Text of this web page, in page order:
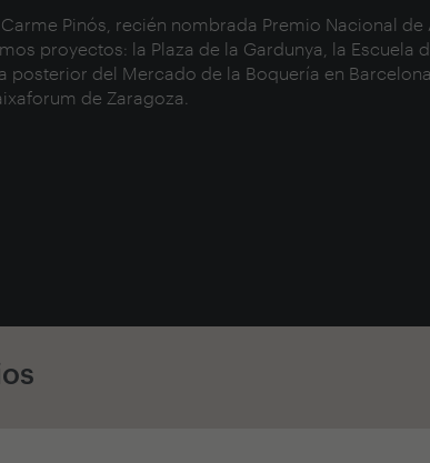
Pinós, recién nombrada Premio Nacional de
proyectos: la Plaza de la Gardunya , la Escuela
posterior del Mercado de la Boquería en
de Zaragoza.